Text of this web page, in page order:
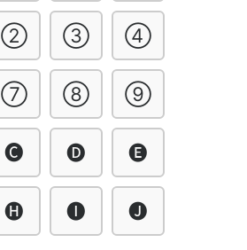
② ③ ④
⑦ ⑧ ⑨
🅒 🅓 🅔
🅗 🅘 🅙